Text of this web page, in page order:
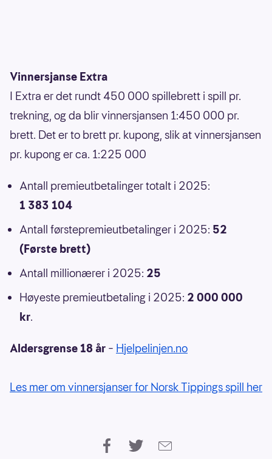
Vinnersjanse Extra
I Extra er det rundt 450 000 spillebrett i spill pr.
trekning, og da blir vinnersjansen 1:450 000 pr.
brett. Det er to brett pr. kupong, slik at vinnersjansen
pr. kupong er ca. 1:225 000
Antall premieutbetalinger totalt i 2025:
1 383 104
Antall førstepremieutbetalinger i 2025: 52
(Første brett)
Antall millionærer i 2025: 25
Høyeste premieutbetaling i 2025: 2 000 000
kr.
Aldersgrense 18 år – Hjelpelinjen.no
Les mer om vinnersjanser for Norsk Tippings spill her